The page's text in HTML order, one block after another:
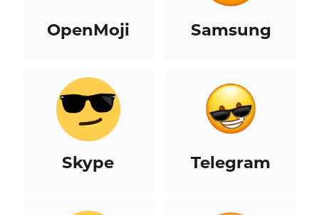
OpenMoji Samsung
Skype Telegram